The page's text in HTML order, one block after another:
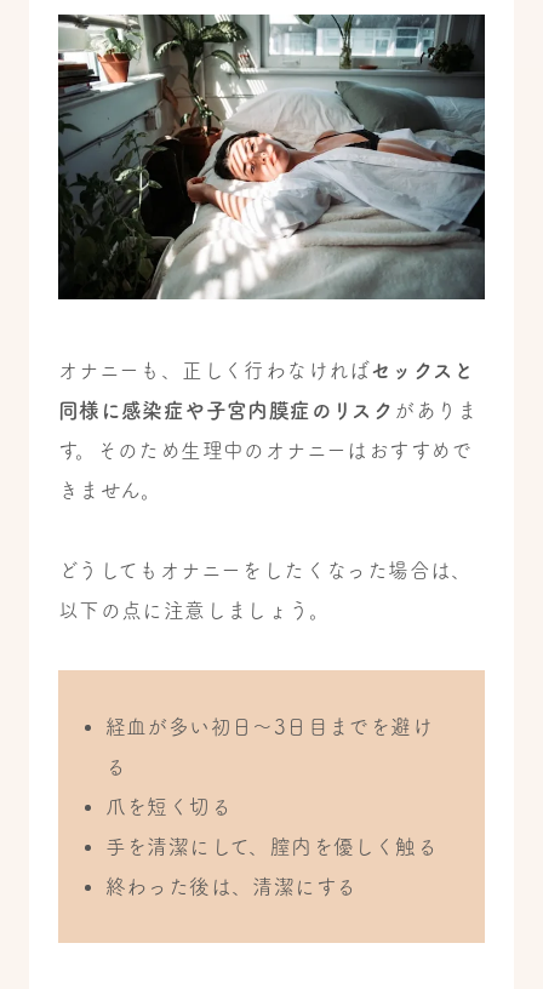
オナニーも、正しく行わなければセックスと
同様に感染症や子宮内膜症のリスク がありま
す。そのため生理中のオナニーはおすすめで
きません。
どうしてもオナニーをしたくなった場合は、
以下の点に注意しましょう。
経血が多い初日～3日目までを避け
る
爪を短く切る
手を清潔にして、膣内を優しく触る
終わった後は、清潔にする